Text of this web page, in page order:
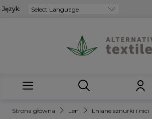
Język:
Strona główna Len Lniane sznurki i nici